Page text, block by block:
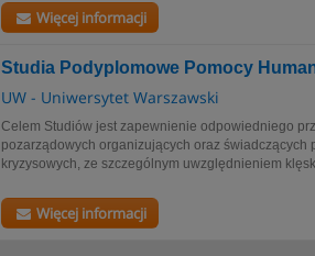
Więcej informacji
Studia Podyplomowe Pomocy
UW - Uniwersytet Warszawski
Celem Studiów jest zapewnienie odpowiedniego
pozarządowych organizujących oraz
kryzysowych, ze szczególnym uwzględnieniem
Więcej informacji